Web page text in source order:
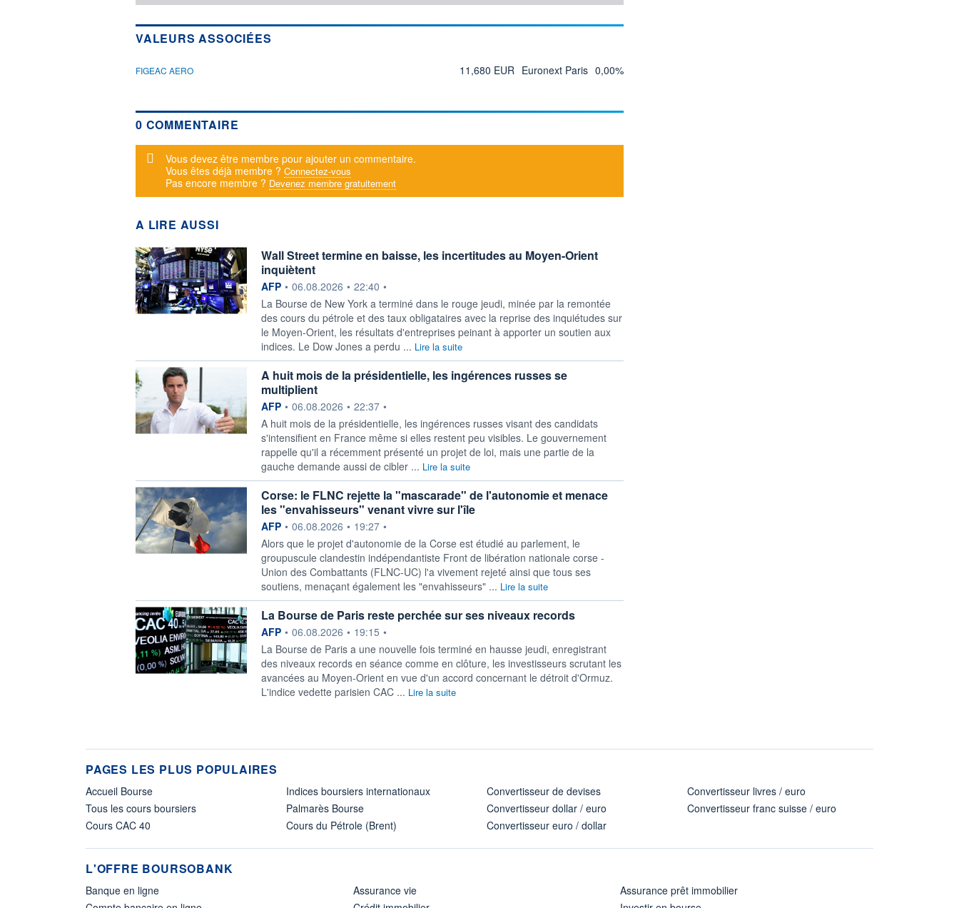
VALEURS ASSOCIÉES
FIGEAC AERO 11,680 EUR Euronext Paris 0,00%
0 COMMENTAIRE
Message d'alerte
Vous devez être membre pour ajouter un commentaire.
Vous êtes déjà membre ? Connectez-vous
Pas encore membre ? Devenez membre gratuitement
A LIRE AUSSI
Wall Street termine en baisse, les incertitudes au Moyen-Orient
inquiètent
information fournie par
AFP • 06.08.2026 • 22:40 •
La Bourse de New York a terminé dans le rouge jeudi, minée par la remontée
des cours du pétrole et des taux obligataires avec la reprise des inquiétudes sur
le Moyen-Orient, les résultats d'entreprises peinant à apporter un soutien aux
indices. Le Dow Jones a perdu ... Lire la suite
A huit mois de la présidentielle, les ingérences russes se
multiplient
information fournie par
AFP • 06.08.2026 • 22:37 •
A huit mois de la présidentielle, les ingérences russes visant des candidats
s'intensifient en France même si elles restent peu visibles. Le gouvernement
rappelle qu'il a récemment présenté un projet de loi, mais une partie de la
gauche demande aussi de cibler ... Lire la suite
Corse: le FLNC rejette la "mascarade" de l'autonomie et menace
les "envahisseurs" venant vivre sur l'île
information fournie par
AFP • 06.08.2026 • 19:27 •
Alors que le projet d'autonomie de la Corse est étudié au parlement, le
groupuscule clandestin indépendantiste Front de libération nationale corse -
Union des Combattants (FLNC-UC) l'a vivement rejeté ainsi que tous ses
soutiens, menaçant également les "envahisseurs" ... Lire la suite
La Bourse de Paris reste perchée sur ses niveaux records
information fournie par
AFP • 06.08.2026 • 19:15 •
La Bourse de Paris a une nouvelle fois terminé en hausse jeudi, enregistrant
des niveaux records en séance comme en clôture, les investisseurs scrutant les
avancées au Moyen-Orient en vue d'un accord concernant le détroit d'Ormuz.
L'indice vedette parisien CAC ... Lire la suite
PAGES LES PLUS POPULAIRES
Accueil Bourse
Tous les cours boursiers
Cours CAC 40
Indices boursiers internationaux
Palmarès Bourse
Cours du Pétrole (Brent)
Convertisseur de devises
Convertisseur dollar / euro
Convertisseur euro / dollar
Convertisseur livres / euro
Convertisseur franc suisse / euro
L'OFFRE BOURSOBANK
Banque en ligne
Assurance vie
Assurance prêt immobilier